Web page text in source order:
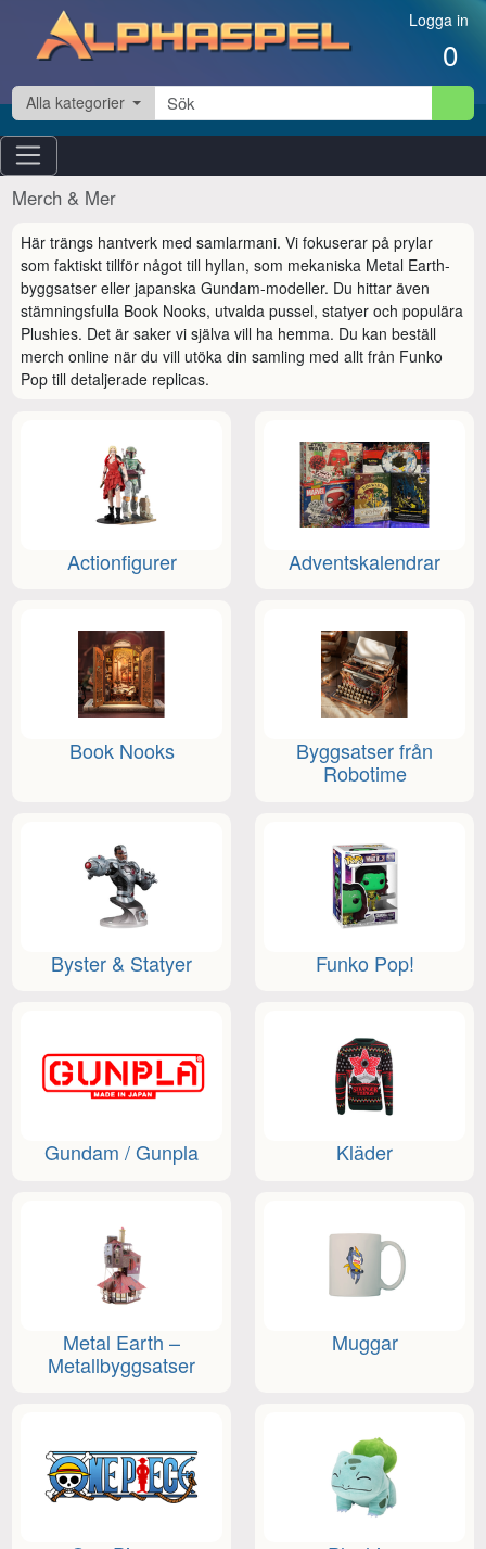
Hoppa till innehåll Logga in
0
Alla kategorier
Merch & Mer
Här trängs hantverk med samlarmani. Vi fokuserar på prylar
som faktiskt tillför något till hyllan, som mekaniska Metal Earth-
byggsatser eller japanska Gundam-modeller. Du hittar även
stämningsfulla Book Nooks, utvalda pussel, statyer och populära
Plushies. Det är saker vi själva vill ha hemma. Du kan beställ
merch online när du vill utöka din samling med allt från Funko
Pop till detaljerade replicas.
Actionfigurer Adventskalendrar
Book Nooks
Byggsatser från
Robotime
Byster & Statyer Funko Pop!
Gundam / Gunpla Kläder
Metal Earth –
Metallbyggsatser
Muggar